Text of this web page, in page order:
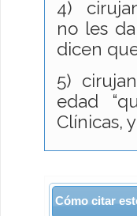
4)
no les
dicen
5)
edad
Clínicas,
Cómo citar